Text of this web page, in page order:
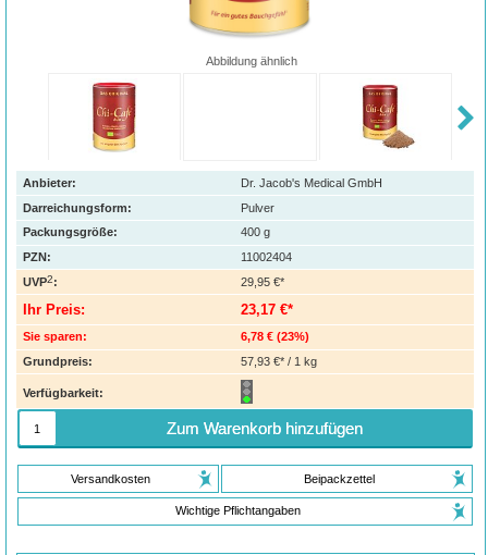
Abbildung ähnlich
Anbieter:
Dr. Jacob's Medical GmbH
Darreichungsform:
Pulver
Packungsgröße:
400 g
PZN:
11002404
UVP2: 29,95 €*
Ihr Preis: 23,17 €*
Sie sparen: 6,78 € (23%)
Grundpreis:
57,93 €* / 1 kg
Verfügbarkeit:
Zum Warenkorb hinzufügen
Versandkosten Beipackzettel
Wichtige Pflichtangaben